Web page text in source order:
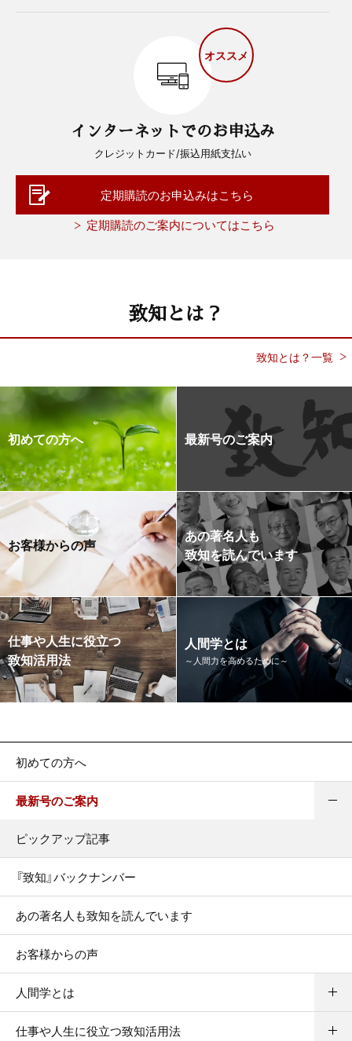
オススメ
インターネットでのお申込み
クレジットカード/振込用紙支払い
定期購読のお申込みはこちら
定期購読のご案内についてはこちら
致知とは？
致知とは？一覧
初めての方へ 最新号のご案内
お客様からの声
あの著名人も
致知を読んでいます
仕事や人生に役立つ
致知活用法
人間学とは
～人間力を高めるために～
初めての方へ
最新号のご案内
ピックアップ記事
『致知』バックナンバー
あの著名人も致知を読んでいます
お客様からの声
人間学とは
仕事や人生に役立つ致知活用法